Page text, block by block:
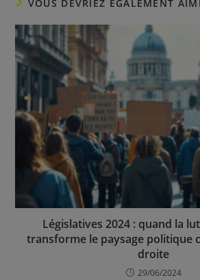
VOUS DEVRIEZ ÉGALEMENT
Législatives 2024 : quand la
transforme le paysage politique
droite
29/06/2024